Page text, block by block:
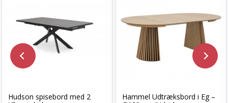
Hudson spisebord med 2
Hammel Udtræksbord i Eg –